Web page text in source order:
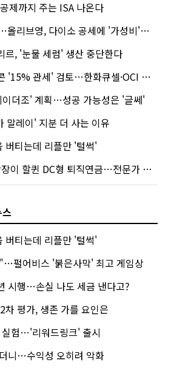
제까지 주는 ISA 나온다
브영, 다이소 공세에 '가성비'로 맞불
르, '눈물 세럼' 생산 중단한다
관세' 검토…한화큐셀·OCI 영향은?
이더조' 계획…성공 가능성은 '글쎄'
말레이' 지분 더 사는 이유
버티는데 리플만 '털썩'
할퀸 DC형 퇴직연금…전문가 조언은
버티는데 리플만 '털썩'
펄어비스 '붉은사막' 최고 게임상
시행…손실 나도 세금 낸다고?
차 평가, 생존 가를 요인은
험…'리워드링크' 출시
니…수익성 오히려 악화